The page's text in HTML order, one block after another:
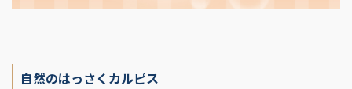
自然のはっさくカルピス